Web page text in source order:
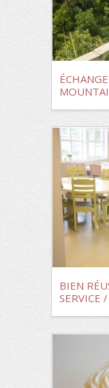
BIEN
SERVICE